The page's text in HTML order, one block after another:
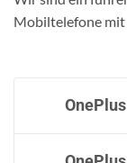
Mobiltelefone mit